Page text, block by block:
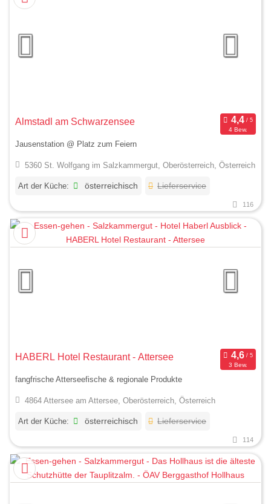
Almstadl am Schwarzensee
4 Bew.
Jausenstation @ Platz zum Feiern
5360 St. Wolfgang im Salzkammergut, Oberösterreich, Österreich
Art der Küche: österreichisch Lieferservice
116
HABERL Hotel Restaurant - Attersee
3 Bew.
fangfrische Atterseefische & regionale Produkte
4864 Attersee am Attersee, Oberösterreich, Österreich
Art der Küche: österreichisch Lieferservice
114